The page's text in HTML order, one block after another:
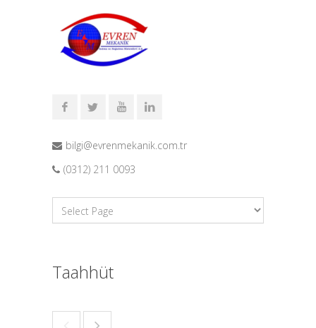
bilgi@evrenmekanik.com.tr
(0312) 211 0093
Taahhüt